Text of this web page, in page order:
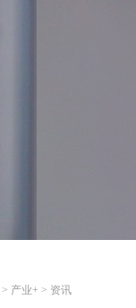
> 产业+ > 资讯